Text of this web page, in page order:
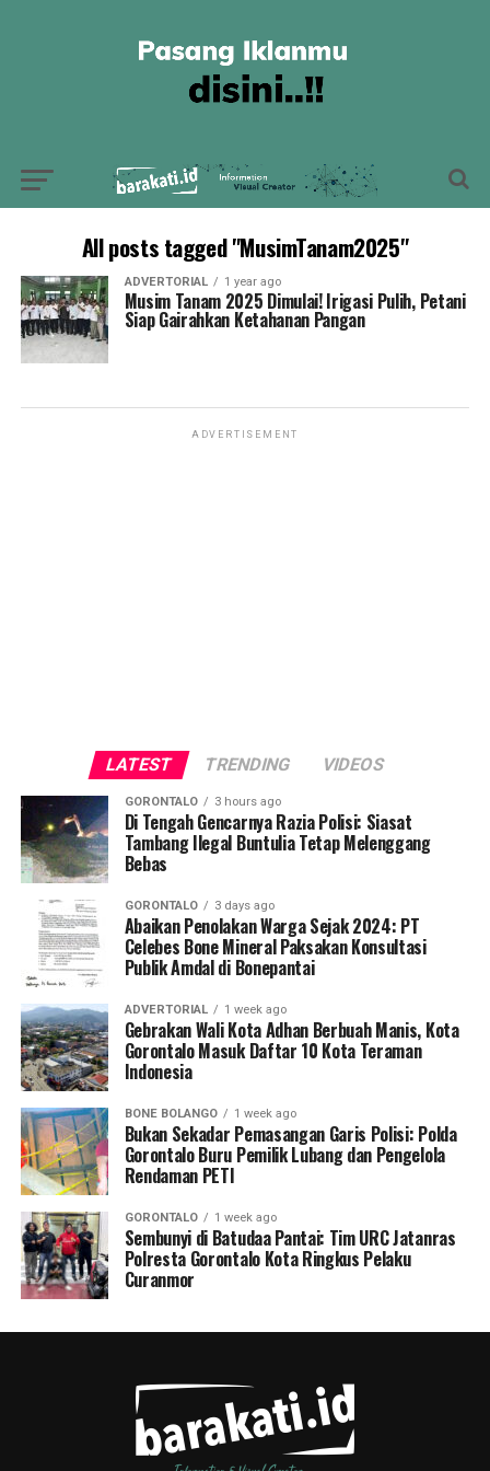
All posts tagged "MusimTanam2025"
ADVERTORIAL 1 year ago
Musim Tanam 2025 Dimulai! Irigasi Pulih, Petani
Siap Gairahkan Ketahanan Pangan
ADVERTISEMENT
LATEST TRENDING VIDEOS
GORONTALO 3 hours ago
Di Tengah Gencarnya Razia Polisi: Siasat
Tambang Ilegal Buntulia Tetap Melenggang
Bebas
GORONTALO 3 days ago
Abaikan Penolakan Warga Sejak 2024: PT
Celebes Bone Mineral Paksakan Konsultasi
Publik Amdal di Bonepantai
ADVERTORIAL 1 week ago
Gebrakan Wali Kota Adhan Berbuah Manis, Kota
Gorontalo Masuk Daftar 10 Kota Teraman
Indonesia
BONE BOLANGO 1 week ago
Bukan Sekadar Pemasangan Garis Polisi: Polda
Gorontalo Buru Pemilik Lubang dan Pengelola
Rendaman PETI
GORONTALO 1 week ago
Sembunyi di Batudaa Pantai: Tim URC Jatanras
Polresta Gorontalo Kota Ringkus Pelaku
Curanmor